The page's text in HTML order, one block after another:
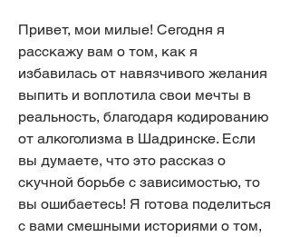
Привет, мои милые! Сегодня я
расскажу вам о том, как я
избавилась от навязчивого желания
выпить и воплотила свои мечты в
реальность, благодаря кодированию
от алкоголизма в Шадринске. Если
вы думаете, что это рассказ о
скучной борьбе с зависимостью, то
вы ошибаетесь! Я готова поделиться
с вами смешными историями о том,